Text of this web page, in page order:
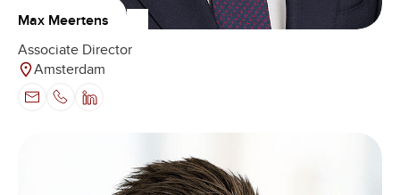
Max Meertens
Associate Director
Amsterdam